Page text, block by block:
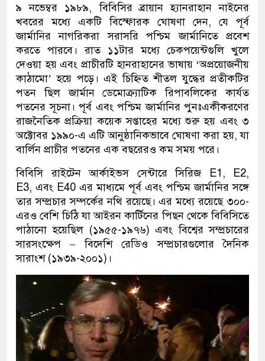
৯ নভেম্বর ১৯৮৯, বিবিসির ব্রায়ান হ্যানরাহান নাইনের
খবরের মধ্যে একটি বিস্ফোরক ঘোষণা দেন, যে পূর্ব
জার্মানির নাগরিকরা সরাসরি পশ্চিম জার্মানিতে প্রবেশ
করতে পারবে। রাত ১১টার মধ্যে চেকপয়েন্টগুলি খুলে
দেওয়া হয় এবং প্রাচীরটি হানরাহানের ভাষায় ‘অপ্রয়োজনীয়
কাঠামো’ হয়ে পড়ে। এই চিহ্নিত শীতল যুদ্ধের প্রতীকটির
পতন ছিল জার্মান ডেমোক্র্যাটিক রিপাবলিকের কার্যত
পতনের সূচনা। পূর্ব এবং পশ্চিম জার্মানির পুনঃএকীকরণের
রাজনৈতিক প্রক্রিয়া কয়েক সপ্তাহের মধ্যে শুরু হয় এবং ৩
অক্টোবর ১৯৯০-এ এটি আনুষ্ঠানিকভাবে ঘোষণা করা হয়, যা
বার্লিন প্রাচীর পতনের এক বছরেরও কম সময় পরে।
বিবিসি রাইটেন আর্কাইভস সেন্টারে সিরিজ E1, E2,
E3, এবং E40 এর মাধ্যমে পূর্ব এবং পশ্চিম জার্মানির সঙ্গে
তার সম্প্রচার সম্পর্কের নথি রয়েছে। এর মধ্যে রয়েছে ৩০০-
এরও বেশি চিঠি যা আইরন কার্টিনের পিছন থেকে বিবিসিতে
পাঠানো হয়েছিল (১৯৫৫-১৯৭৬) এবং বিশ্বের সম্প্রচারের
সারসংক্ষেপ – বিদেশি রেডিও সম্প্রচারগুলোর দৈনিক
সারাংশ (১৯৩৯-২০০১)।